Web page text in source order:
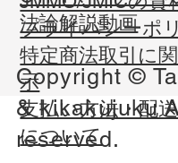
法論解説動画
プライバシーポ
特定商法取引に
示
支払い方法・配
について
Copyright ©
&kikakujuku
reserved.